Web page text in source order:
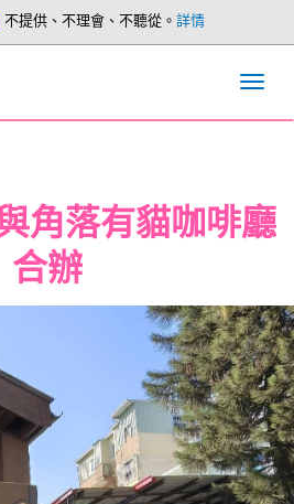
不提供、不理會、不聽從。 詳情
角落有貓咖啡廳
合辦